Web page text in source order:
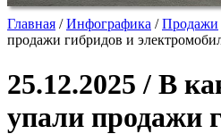
Главная /Инфографика /Продажи
продажи гибридов и
25.12.2025 / В
упали продажи